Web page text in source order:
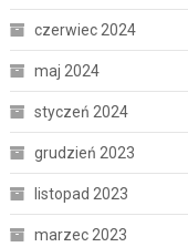
czerwiec 2024
maj 2024
styczeń 2024
grudzień 2023
listopad 2023
marzec 2023